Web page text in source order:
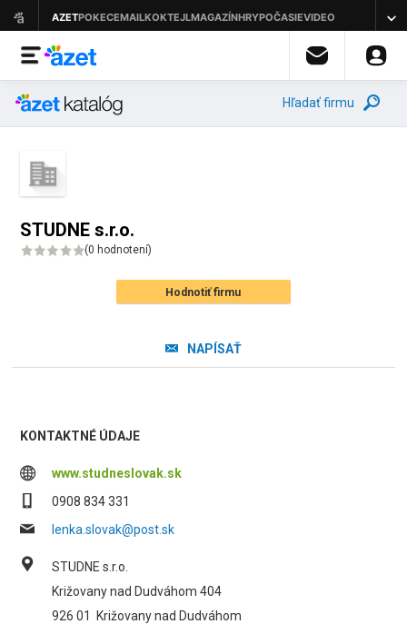
Hľadať firmu
STUDNE s.r.o.
(0 hodnotení)
Hodnotiť firmu
NAPÍSAŤ
KONTAKTNÉ ÚDAJE
www.studneslovak.sk
0908 834 331
lenka.slovak@post.sk
STUDNE s.r.o.
Križovany nad Dudváhom 404
926 01
Križovany nad Dudváhom